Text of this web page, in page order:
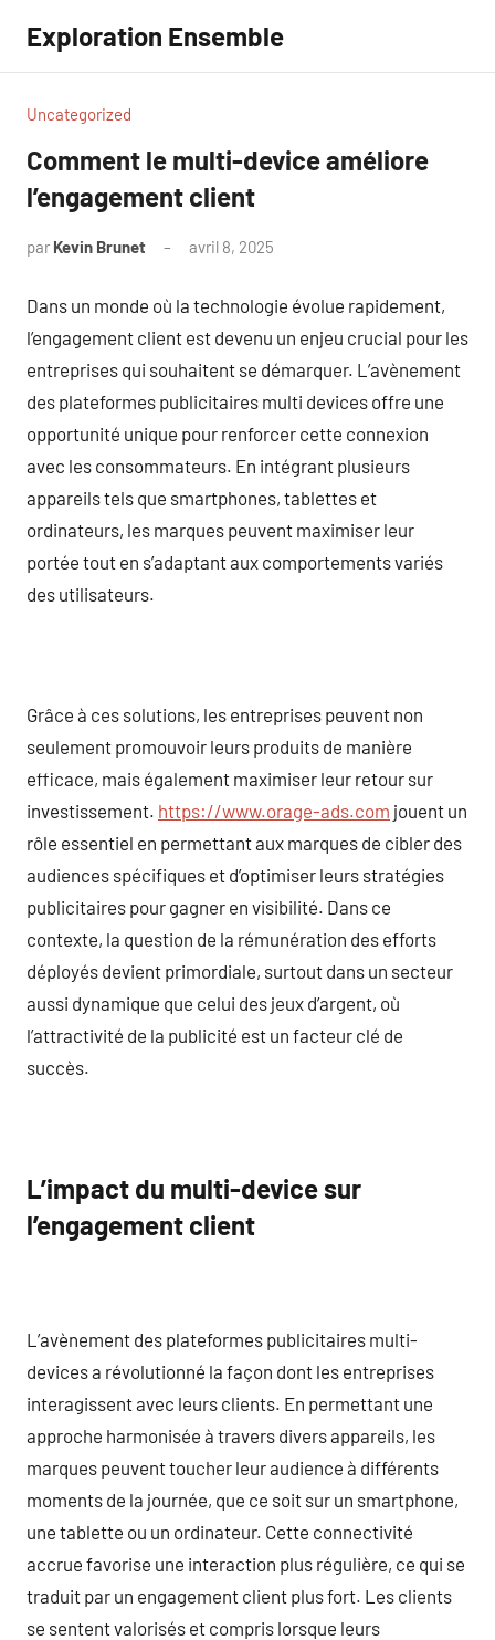
contenu
Exploration Ensemble
Uncategorized
Comment le multi-device améliore
l’engagement client
par Kevin Brunet avril 8, 2025
Dans un monde où la technologie évolue rapidement,
l’engagement client est devenu un enjeu crucial pour les
entreprises qui souhaitent se démarquer. L’avènement
des plateformes publicitaires multi devices offre une
opportunité unique pour renforcer cette connexion
avec les consommateurs. En intégrant plusieurs
appareils tels que smartphones, tablettes et
ordinateurs, les marques peuvent maximiser leur
portée tout en s’adaptant aux comportements variés
des utilisateurs.
Grâce à ces solutions, les entreprises peuvent non
seulement promouvoir leurs produits de manière
efficace, mais également maximiser leur retour sur
investissement. https://www.orage-ads.com jouent un
rôle essentiel en permettant aux marques de cibler des
audiences spécifiques et d’optimiser leurs stratégies
publicitaires pour gagner en visibilité. Dans ce
contexte, la question de la rémunération des efforts
déployés devient primordiale, surtout dans un secteur
aussi dynamique que celui des jeux d’argent, où
l’attractivité de la publicité est un facteur clé de
succès.
L’impact du multi-device sur
l’engagement client
L’avènement des plateformes publicitaires multi-
devices a révolutionné la façon dont les entreprises
interagissent avec leurs clients. En permettant une
approche harmonisée à travers divers appareils, les
marques peuvent toucher leur audience à différents
moments de la journée, que ce soit sur un smartphone,
une tablette ou un ordinateur. Cette connectivité
accrue favorise une interaction plus régulière, ce qui se
traduit par un engagement client plus fort. Les clients
se sentent valorisés et compris lorsque leurs